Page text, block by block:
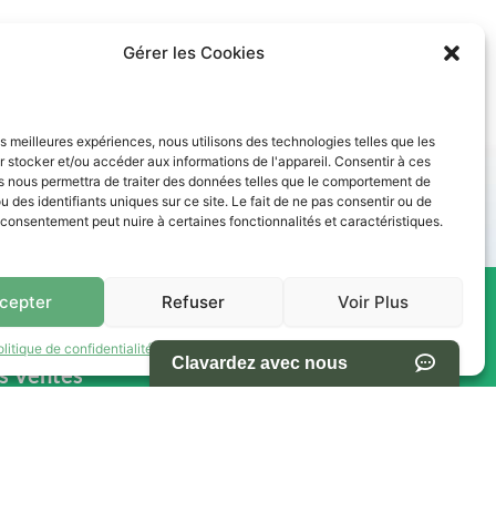
Gérer les Cookies
meilleures expériences, nous utilisons des technologies telles que les
stocker et/ou accéder aux informations de l'appareil. Consentir à ces
nous permettra de traiter des données telles que le comportement de
des identifiants uniques sur ce site. Le fait de ne pas consentir ou de
peut nuire à certaines fonctionnalités et caractéristiques.
Refuser Voir Plus
de confidentialité
abordables. Nos conseillers vous accompagnent
-
Ventes
NAVIGATION